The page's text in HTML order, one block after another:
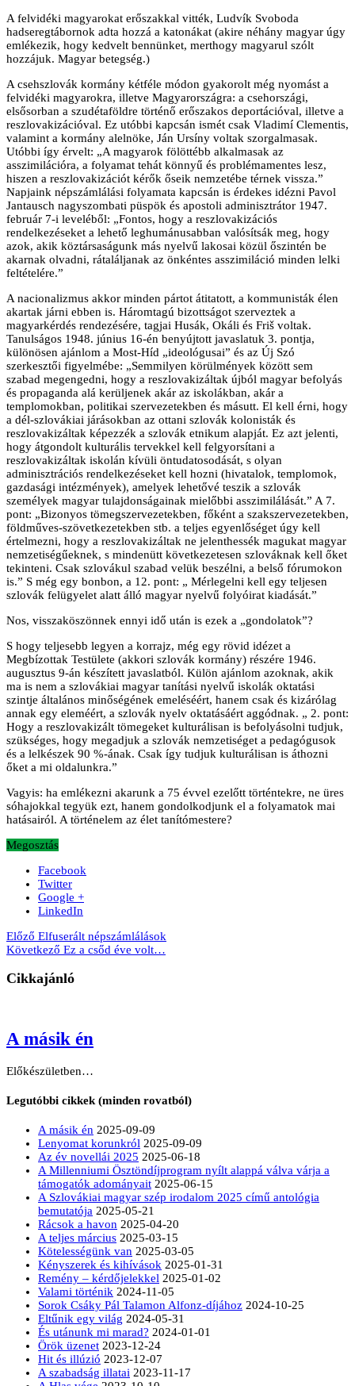
A felvidéki magyarokat erőszakkal vitték, Ludvík Svoboda
hadseregtábornok adta hozzá a katonákat (akire néhány magyar úgy
emlékezik, hogy kedvelt bennünket, merthogy magyarul szólt
hozzájuk. Magyar betegség.)
A csehszlovák kormány kétféle módon gyakorolt még nyomást a
felvidéki magyarokra, illetve Magyarországra: a csehországi,
elsősorban a szudétaföldre történő erőszakos deportációval, illetve a
reszlovakizációval. Ez utóbbi kapcsán ismét csak Vladimí Clementis,
valamint a kormány alelnöke, Ján Ursíny voltak szorgalmasak.
Utóbbi így érvelt: „A magyarok fölöttébb alkalmasak az
asszimilációra, a folyamat tehát könnyű és problémamentes lesz,
hiszen a reszlovakizációt kérők őseik nemzetébe térnek vissza.”
Napjaink népszámlálási folyamata kapcsán is érdekes idézni Pavol
Jantausch nagyszombati püspök és apostoli adminisztrátor 1947.
február 7-i leveléből: „Fontos, hogy a reszlovakizációs
rendelkezéseket a lehető leghumánusabban valósítsák meg, hogy
azok, akik köztársaságunk más nyelvű lakosai közül őszintén be
akarnak olvadni, rátaláljanak az önkéntes asszimiláció minden lelki
feltételére.”
A nacionalizmus akkor minden pártot átitatott, a kommunisták élen
akartak járni ebben is. Háromtagú bizottságot szerveztek a
magyarkérdés rendezésére, tagjai Husák, Okáli és Friš voltak.
Tanulságos 1948. június 16-én benyújtott javaslatuk 3. pontja,
különösen ajánlom a Most-Híd „ideológusai” és az Új Szó
szerkesztői figyelmébe: „Semmilyen körülmények között sem
szabad megengedni, hogy a reszlovakizáltak újból magyar befolyás
és propaganda alá kerüljenek akár az iskolákban, akár a
templomokban, politikai szervezetekben és másutt. El kell érni, hogy
a dél-szlovákiai járásokban az ottani szlovák kolonisták és
reszlovakizáltak képezzék a szlovák etnikum alapját. Ez azt jelenti,
hogy átgondolt kulturális tervekkel kell felgyorsítani a
reszlovakizáltak iskolán kívüli öntudatosodását, s olyan
adminisztrációs rendelkezéseket kell hozni (hivatalok, templomok,
gazdasági intézmények), amelyek lehetővé teszik a szlovák
személyek magyar tulajdonságainak mielőbbi asszimilálását.” A 7.
pont: „Bizonyos tömegszervezetekben, főként a szakszervezetekben,
földműves-szövetkezetekben stb. a teljes egyenlőséget úgy kell
értelmezni, hogy a reszlovakizáltak ne jelenthessék magukat magyar
nemzetiségűeknek, s mindenütt következetesen szlováknak kell őket
tekinteni. Csak szlovákul szabad velük beszélni, a belső fórumokon
is.” S még egy bonbon, a 12. pont: „ Mérlegelni kell egy teljesen
szlovák felügyelet alatt álló magyar nyelvű folyóirat kiadását.”
Nos, visszaköszönnek ennyi idő után is ezek a „gondolatok”?
S hogy teljesebb legyen a korrajz, még egy rövid idézet a
Megbízottak Testülete (akkori szlovák kormány) részére 1946.
augusztus 9-án készített javaslatból. Külön ajánlom azoknak, akik
ma is nem a szlovákiai magyar tanítási nyelvű iskolák oktatási
szintje általános minőségének emeléséért, hanem csak és kizárólag
annak egy eleméért, a szlovák nyelv oktatásáért aggódnak. „ 2. pont:
Hogy a reszlovakizált tömegeket kulturálisan is befolyásolni tudjuk,
szükséges, hogy megadjuk a szlovák nemzetiséget a pedagógusok
és a lelkészek 90 %-ának. Csak így tudjuk kulturálisan is áthozni
őket a mi oldalunkra.”
Vagyis: ha emlékezni akarunk a 75 évvel ezelőtt történtekre, ne üres
sóhajokkal tegyük ezt, hanem gondolkodjunk el a folyamatok mai
hatásairól. A történelem az élet tanítómestere?
Megosztás
Facebook
Twitter
Google +
LinkedIn
Előző Elfuserált népszámlálások
Következő Ez a csőd éve volt…
Cikkajánló
A másik én
Előkészületben…
Legutóbbi cikkek (minden rovatból)
A másik én 2025-09-09
Lenyomat korunkról 2025-09-09
Az év novellái 2025 2025-06-18
A Millenniumi Ösztöndíjprogram nyílt alappá válva várja a
támogatók adományait 2025-06-15
A Szlovákiai magyar szép irodalom 2025 című antológia
bemutatója 2025-05-21
Rácsok a havon 2025-04-20
A teljes március 2025-03-15
Kötelességünk van 2025-03-05
Kényszerek és kihívások 2025-01-31
Remény – kérdőjelekkel 2025-01-02
Valami történik 2024-11-05
Sorok Csáky Pál Talamon Alfonz-díjához 2024-10-25
Eltűnik egy világ 2024-05-31
És utánunk mi marad? 2024-01-01
Örök üzenet 2023-12-24
Hit és illúzió 2023-12-07
A szabadság illatai 2023-11-17